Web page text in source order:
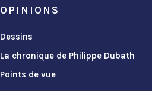
OPINIONS
Dessins
La chronique de Philippe Dubath
Points de vue